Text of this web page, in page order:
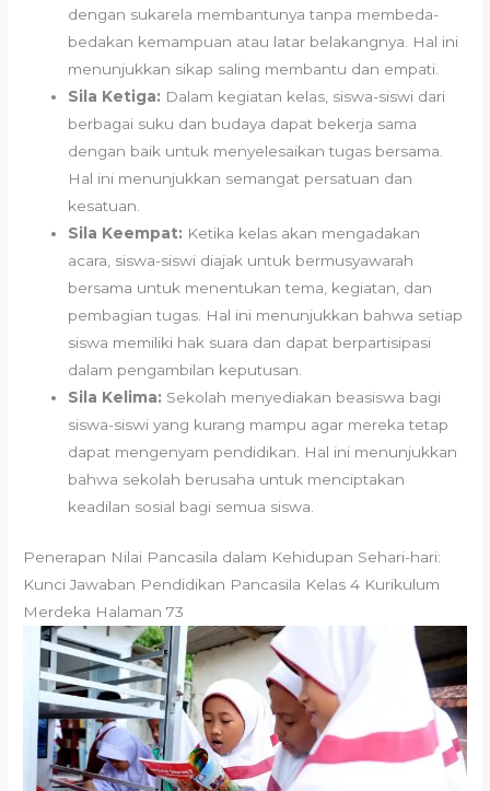
dengan sukarela membantunya tanpa membeda-
bedakan kemampuan atau latar belakangnya. Hal ini
menunjukkan sikap saling membantu dan empati.
Sila Ketiga: Dalam kegiatan kelas, siswa-siswi dari
berbagai suku dan budaya dapat bekerja sama
dengan baik untuk menyelesaikan tugas bersama.
Hal ini menunjukkan semangat persatuan dan
kesatuan.
Sila Keempat: Ketika kelas akan mengadakan
acara, siswa-siswi diajak untuk bermusyawarah
bersama untuk menentukan tema, kegiatan, dan
pembagian tugas. Hal ini menunjukkan bahwa setiap
siswa memiliki hak suara dan dapat berpartisipasi
dalam pengambilan keputusan.
Sila Kelima: Sekolah menyediakan beasiswa bagi
siswa-siswi yang kurang mampu agar mereka tetap
dapat mengenyam pendidikan. Hal ini menunjukkan
bahwa sekolah berusaha untuk menciptakan
keadilan sosial bagi semua siswa.
Penerapan Nilai Pancasila dalam Kehidupan Sehari-hari:
Kunci Jawaban Pendidikan Pancasila Kelas 4 Kurikulum
Merdeka Halaman 73